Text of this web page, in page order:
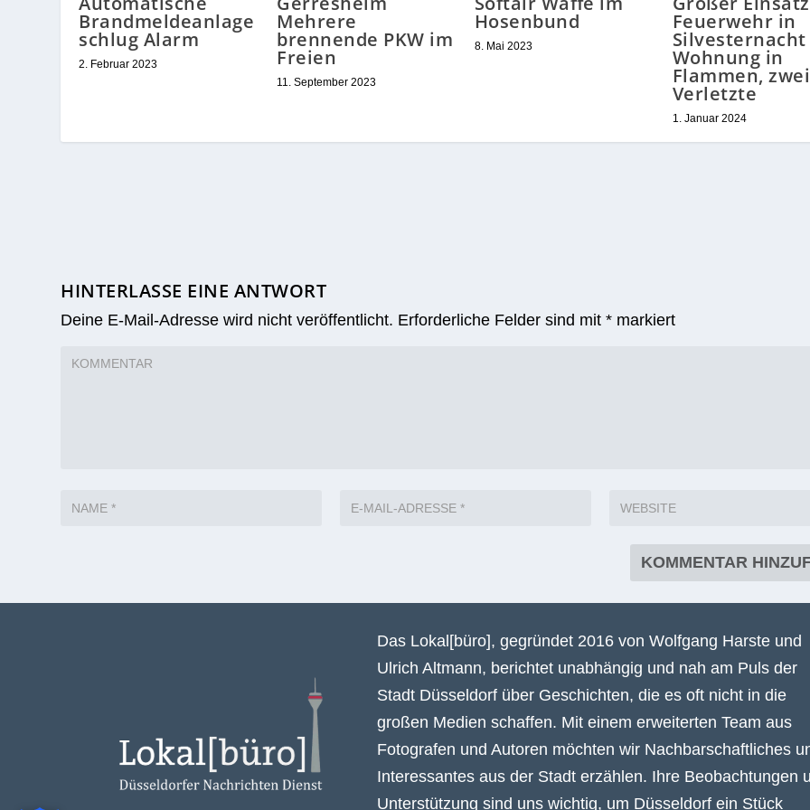
Brandmeldeanlage
schlug Alarm
2. Februar 2023
Mehrere
brennende PKW im
Freien
11. September 2023
Hosenbund
8. Mai 2023
Feuerwehr in
Silvesternacht
Wohnung in
Flammen, zwei
Verletzte
1. Januar 2024
HINTERLASSE EINE ANTWORT
Deine E-Mail-Adresse wird nicht veröffentlicht. Erforderliche Felder sind mit* markiert
Das Lokal[büro], gegründet 2016 von Wolfgang Harste und
Ulrich Altmann, berichtet unabhängig und nah am Puls der
Stadt Düsseldorf über Geschichten, die es oft nicht in die
großen Medien schaffen. Mit einem erweiterten Team aus
Fotografen und Autoren möchten wir Nachbarschaftliches
Interessantes aus der Stadt erzählen. Ihre Beobachtungen
Unterstützung sind uns wichtig, um Düsseldorf ein Stück